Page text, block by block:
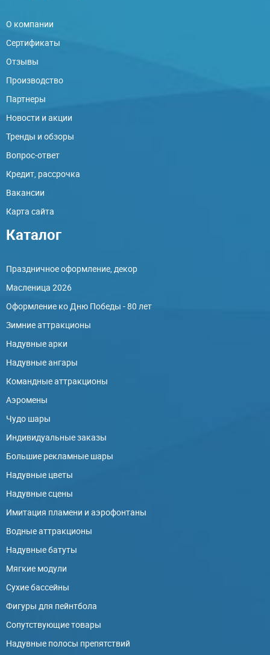
О компании
Сертификаты
Отзывы
Производство
Партнеры
Новости и акции
Тренды и обзоры
Вопрос-ответ
Кредит, рассрочка
Вакансии
Карта сайта
Каталог
Праздничное оформление, декор
Масленица 2026
Оформление ко Дню Победы - 80 лет
Зимние аттракционы
Надувные арки
Надувные ангары
Командные аттракционы
Аэромены
Чудо шары
Индивидуальные заказы
Большие рекламные шары
Надувные цветы
Надувные сцены
Имитация пламени и аэрофонтаны
Водные аттракционы
Надувные батуты
Мягкие модули
Сухие бассейны
Фигуры для пейнтбола
Сопутствующие товары
Надувные полосы препятствий